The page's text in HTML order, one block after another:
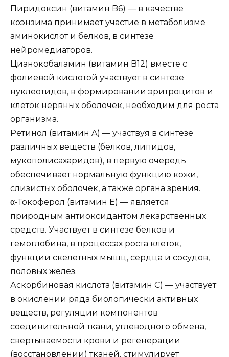
Пиридоксин (витамин B6) — в качестве
коэнзима принимает участие в метаболизме
аминокислот и белков, в синтезе
нейромедиаторов.
Цианокобаламин (витамин B12) вместе с
фолиевой кислотой участвует в синтезе
нуклеотидов, в формировании эритроцитов и
клеток нервных оболочек, необходим для роста
организма.
Ретинол (витамин A) — участвуя в синтезе
различных веществ (белков, липидов,
мукополисахаридов), в первую очередь
обеспечивает нормальную функцию кожи,
слизистых оболочек, а также органа зрения.
α-Токоферол (витамин E) — является
природным антиоксидантом лекарственных
средств. Участвует в синтезе белков и
гемоглобина, в процессах роста клеток,
функции скелетных мышц, сердца и сосудов,
половых желез.
Аскорбиновая кислота (витамин C) — участвует
в окислении ряда биологически активных
веществ, регуляции компонентов
соединительной ткани, углеводного обмена,
свертываемости крови и регенерации
(восстановлении) тканей, стимулирует